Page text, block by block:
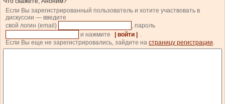
Если Вы зарегистрированный пользователь и хотите участвовать в
дискуссии — введите
свой логин (email)
, пароль
и нажмите
| войти |
.
Если Вы еще не зарегистрировались, зайдите на страницу регистрации.